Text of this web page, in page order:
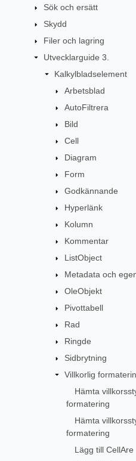
Sök och ersätt
Skydd
Filer och lagring
Utvecklarguide 3.
Kalkylbladselement
Arbetsblad
AutoFiltrera
Bild
Cell
Diagram
Form
Godkännande
Hyperlänk
Kolumn
Kommentar
ListObject
Metadata och
OleObjekt
Pivottabell
Rad
Ringde
Sidbrytning
Villkorlig
Hämta
formatering
Hämta
formatering
Lägg till CellAre